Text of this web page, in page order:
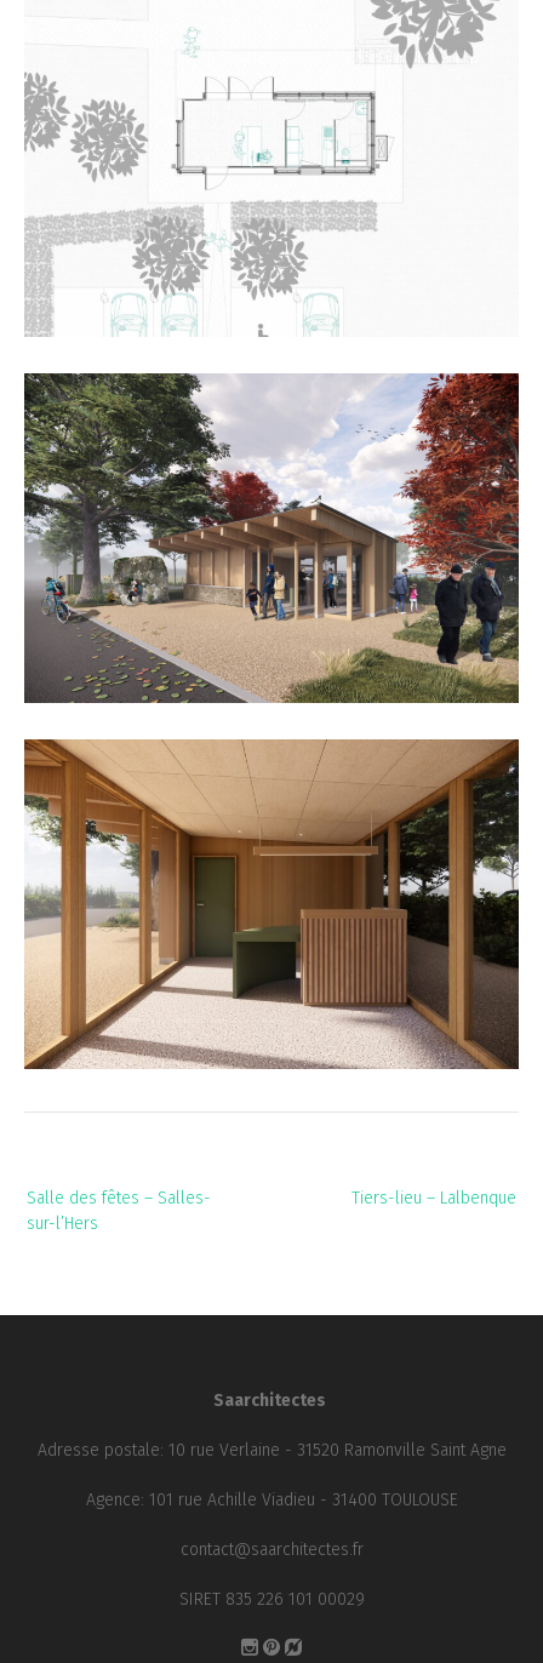
de
Tiers-lieu – Lalbenque
Salle des fêtes – Salles-
sur-l’Hers
Saarchitectes
Adresse postale: 10 rue Verlaine - 31520 Ramonville Saint Agne
Agence: 101 rue Achille Viadieu - 31400 TOULOUSE
contact@saarchitectes.fr
SIRET 835 226 101 00029